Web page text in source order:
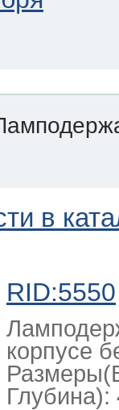
в
RID:5550
корпусе
Глубина):